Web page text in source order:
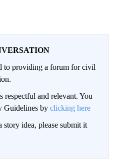
providing a forum for civil
respectful and relevant. You
Guidelines by clicking here
idea, please submit it